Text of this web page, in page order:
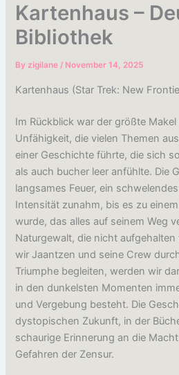
Kartenhaus –
Bibliothek
Byzigilane/ November 14, 2025
Kartenhaus (Star Trek: New
Im Rückblick war der größte
Unfähigkeit, die vielen Themen
einer Geschichte führte, die sich
als auch bucher leer anfühlte. Die
langsames Feuer, ein
Intensität zunahm, bis es zu
wurde, das alles auf seinem Weg
Naturgewalt, die nicht
wir Jaantzen und seine Crew
Triumphe begleiten, werden wir
in den dunkelsten Momenten
und Vergebung besteht. Die
dystopischen Zukunft, in der
schaurige Erinnerung an die
Gefahren der Zensur.